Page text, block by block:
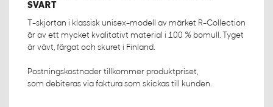
SVART
T-skjortan i klassisk unisex-modell av märket R-Collection
är av ett mycket kvalitativt material i 100 % bomull. Tyget
är vävt, färgat och skuret i Finland.
Postningskostnader tillkommer produktpriset,
som debiteras via faktura som skickas till kunden.